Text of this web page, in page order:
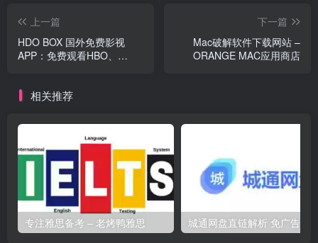
上一篇
HDO BOX 国外免费影视
APP：免费观看HBO、
下一篇
Mac破解软件下载网站 –
ORANGE MAC应用商店
相关推荐
专注雅思备考 – 老烤鸭雅思